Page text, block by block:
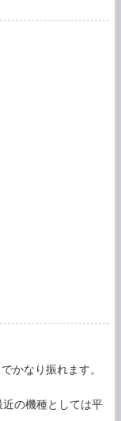
かなり振れます。
の機種としては平